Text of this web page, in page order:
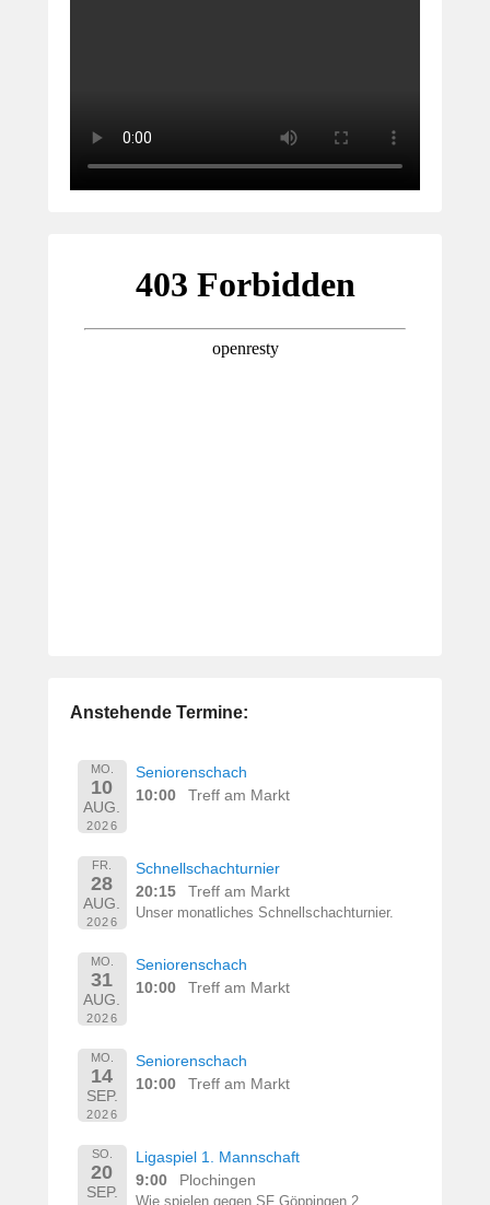
Anstehende Termine:
MO.
10
AUG.
2026
Seniorenschach
10:00
Treff am Markt
FR.
28
AUG.
2026
Schnellschachturnier
20:15
Treff am Markt
Unser monatliches Schnellschachturnier.
MO.
31
AUG.
2026
Seniorenschach
10:00
Treff am Markt
MO.
14
SEP.
2026
Seniorenschach
10:00
Treff am Markt
SO.
20
SEP.
Ligaspiel 1. Mannschaft
9:00
Plochingen
Wie spielen gegen SF Göppingen 2.